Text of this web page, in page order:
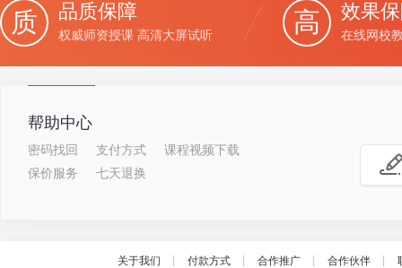
质 品质保障
权威师资授课 高清大屏试听 高 效果
在线网校
帮助中心
密码找回 支付方式
课程视频下载
保价服务
七天退换
关于我们 ┊ 付款方式 ┊ 合作推广 ┊ 合作伙伴 ┊